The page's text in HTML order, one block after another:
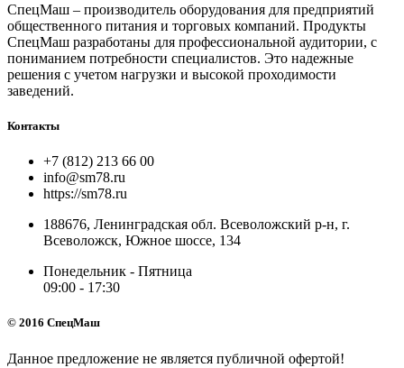
СпецМаш – производитель оборудования для предприятий
общественного питания и торговых компаний. Продукты
СпецМаш разработаны для профессиональной аудитории, с
пониманием потребности специалистов. Это надежные
решения с учетом нагрузки и высокой проходимости
заведений.
Контакты
+7 (812) 213 66 00
info@sm78.ru
https://sm78.ru
188676, Ленинградская обл. Всеволожский р-н, г.
Всеволожск, Южное шоссе, 134
Понедельник - Пятница
09:00 - 17:30
© 2016 СпецМаш
Данное предложение не является публичной офертой!